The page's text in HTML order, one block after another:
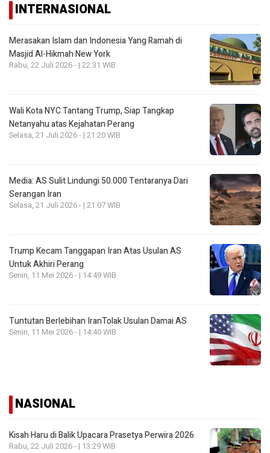
INTERNASIONAL
Merasakan Islam dan Indonesia Yang Ramah di
Masjid Al-Hikmah New York
Rabu, 22 Juli 2026 - | 22:31 WIB
Wali Kota NYC Tantang Trump, Siap Tangkap
Netanyahu atas Kejahatan Perang
Selasa, 21 Juli 2026 - | 21:20 WIB
Media: AS Sulit Lindungi 50.000 Tentaranya Dari
Serangan Iran
Selasa, 21 Juli 2026 - | 21:07 WIB
Trump Kecam Tanggapan Iran Atas Usulan AS
Untuk Akhiri Perang
Senin, 11 Mei 2026 - | 14:49 WIB
Tuntutan Berlebihan IranTolak Usulan Damai AS
Senin, 11 Mei 2026 - | 14:40 WIB
NASIONAL
Kisah Haru di Balik Upacara Prasetya Perwira 2026
Rabu, 22 Juli 2026 - | 13:29 WIB